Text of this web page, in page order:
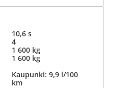
10,6 s
4
1 600 kg
1 600 kg
Kaupunki: 9,9 l/100
km